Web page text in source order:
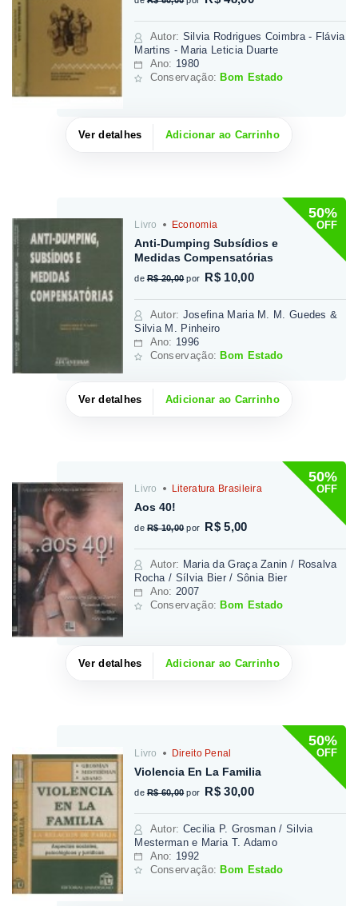
Autor: Silvia Rodrigues Coimbra - Flávia
Martins - Maria Leticia Duarte
Ano: 1980
Conservação: Bom Estado
Ver detalhes Adicionar ao Carrinho
50%
OFF
Livro Economia
Anti-Dumping Subsídios e
Medidas Compensatórias
de R$ 20,00 por R$ 10,00
Autor: Josefina Maria M. M. Guedes &
Silvia M. Pinheiro
Ano: 1996
Conservação: Bom Estado
Ver detalhes Adicionar ao Carrinho
50%
OFF
Livro Literatura Brasileira
Aos 40!
de R$ 10,00 por R$ 5,00
Autor: Maria da Graça Zanin / Rosalva
Rocha / Sílvia Bier / Sônia Bier
Ano: 2007
Conservação: Bom Estado
Ver detalhes Adicionar ao Carrinho
50%
OFF
Livro Direito Penal
Violencia En La Familia
de R$ 60,00 por R$ 30,00
Autor: Cecilia P. Grosman / Silvia
Mesterman e Maria T. Adamo
Ano: 1992
Conservação:Bom Estado